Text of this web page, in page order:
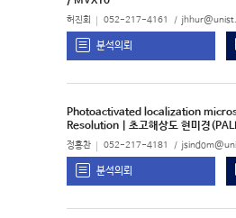
허진회 052-217-4161
분석의뢰
Photoactivated localization
Resolution | 초고해상도 현미경
정홍찬 052-217-4181
분석의뢰